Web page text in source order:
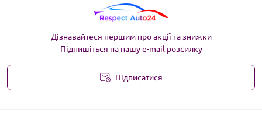
Дізнавайтеся першим про акції та знижки
Підпишіться на нашу e-mail розсилку
Підписатися